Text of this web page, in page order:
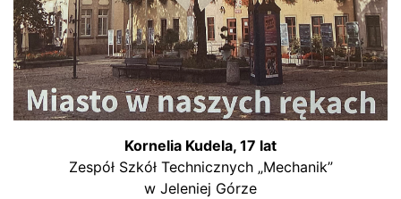
Kornelia Kudela, 17 lat
Zespół Szkół Technicznych „Mechanik”
w Jeleniej Górze